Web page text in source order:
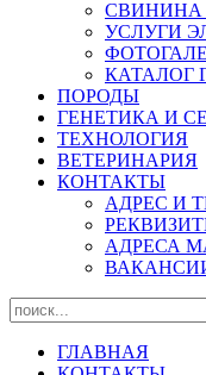
СВИНИНА
УСЛУГИ
КАТАЛОГ
ПОРОДЫ
ГЕНЕТИКА И
ТЕХНОЛОГИЯ
ВЕТЕРИНАРИЯ
КОНТАКТЫ
АДРЕС И
АДРЕСА
ГЛАВНАЯ